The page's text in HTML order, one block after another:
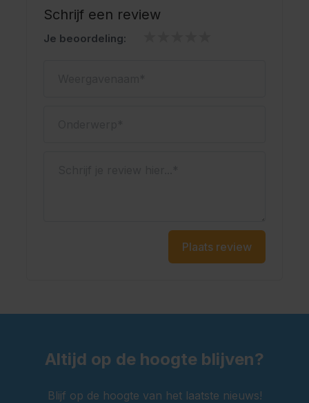
groter.Schrijf een review
Je beoordeling:
Plaats review
Altijd op de hoogte blijven?
Blijf op de hoogte van het laatste nieuws!